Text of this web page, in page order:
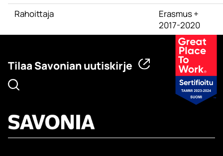
Rahoittaja
Erasmus +
2017-2020
Tilaa Savonian uutiskirje